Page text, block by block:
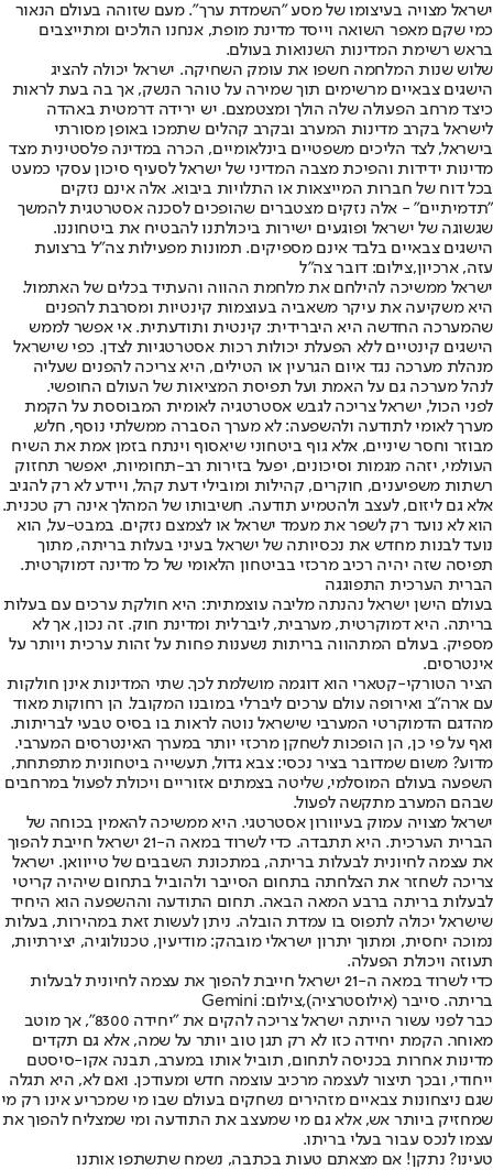
ישראל מצויה בעיצומו של מסע "השמדת ערך". מעם שזוהה בעולם הנאור
כמי שקם מאפר השואה וייסד מדינת מופת, אנחנו הולכים ומתייצבים
בראש רשימת המדינות השנואות בעולם.
שלוש שנות המלחמה חשפו את עומק השחיקה. ישראל יכולה להציג
הישגים צבאיים מרשימים תוך שמירה על טוהר הנשק, אך בה בעת לראות
כיצד מרחב הפעולה שלה הולך ומצטמצם. יש ירידה דרמטית באהדה
לישראל בקרב מדינות המערב ובקרב קהלים שתמכו באופן מסורתי
בישראל, לצד הליכים משפטיים בינלאומיים, הכרה במדינה פלסטינית מצד
מדינות ידידות והפיכת מצבה המדיני של ישראל לסעיף סיכון עסקי כמעט
בכל דוח של חברות המייצאות או התלויות ביבוא. אלה אינם נזקים
"תדמיתיים" - אלה נזקים מצטברים שהופכים לסכנה אסטרטגית להמשך
שגשוגה של ישראל ופוגעים ישירות ביכולתנו להבטיח את ביטחוננו.
הישגים צבאיים בלבד אינם מספיקים. תמונות מפעילות צה"ל ברצועת
עזה, ארכיון,צילום: דובר צה"ל
ישראל ממשיכה להילחם את מלחמת ההווה והעתיד בכלים של האתמול.
היא משקיעה את עיקר משאביה בעוצמות קינטיות ומסרבת להפנים
שהמערכה החדשה היא היברידית: קינטית ותודעתית. אי אפשר לממש
הישגים קינטיים ללא הפעלת יכולות רכות אסטרטגיות לצדן. כפי שישראל
מנהלת מערכה נגד איום הגרעין או הטילים, היא צריכה להפנים שעליה
לנהל מערכה גם על האמת ועל תפיסת המציאות של העולם החופשי.
לפני הכול, ישראל צריכה לגבש אסטרטגיה לאומית המבוססת על הקמת
מערך לאומי לתודעה ולהשפעה: לא מערך הסברה ממשלתי נוסף, חלש,
מבוזר וחסר שיניים, אלא גוף ביטחוני שיאסוף וינתח בזמן אמת את השיח
העולמי, יזהה מגמות וסיכונים, יפעל בזירות רב-תחומיות, יאפשר תחזוק
רשתות משפיענים, חוקרים, קהילות ומובילי דעת קהל, ויידע לא רק להגיב
אלא גם ליזום, לעצב ולהטמיע תודעה. חשיבותו של המהלך אינה רק טכנית.
הוא לא נועד רק לשפר את מעמד ישראל או לצמצם נזקים. במבט-על, הוא
נועד לבנות מחדש את נכסיותה של ישראל בעיני בעלות בריתה, מתוך
תפיסה שזה יהיה רכיב מרכזי בביטחון הלאומי של כל מדינה דמוקרטית.
הברית הערכית התפוגגה
בעולם הישן ישראל נהנתה מליבה עוצמתית: היא חולקת ערכים עם בעלות
בריתה. היא דמוקרטית, מערבית, ליברלית ומדינת חוק. זה נכון, אך לא
מספיק. בעולם המתהווה בריתות נשענות פחות על זהות ערכית ויותר על
אינטרסים.
הציר הטורקי-קטארי הוא דוגמה מושלמת לכך. שתי המדינות אינן חולקות
עם ארה"ב ואירופה עולם ערכים ליברלי במובנו המקובל. הן רחוקות מאוד
מהדגם הדמוקרטי המערבי שישראל נוטה לראות בו בסיס טבעי לבריתות.
ואף על פי כן, הן הופכות לשחקן מרכזי יותר במערך האינטרסים המערבי.
מדוע? משום שמדובר בציר נכסי: צבא גדול, תעשייה ביטחונית מתפתחת,
השפעה בעולם המוסלמי, שליטה בצמתים אזוריים ויכולת לפעול במרחבים
שבהם המערב מתקשה לפעול.
ישראל מצויה עמוק בעיוורון אסטרטגי. היא ממשיכה להאמין בכוחה של
הברית הערכית. היא תתבדה. כדי לשרוד במאה ה-21 ישראל חייבת להפוך
את עצמה לחיונית לבעלות בריתה, במתכונת השבבים של טייוואן. ישראל
צריכה לשחזר את הצלחתה בתחום הסייבר ולהוביל בתחום שיהיה קריטי
לבעלות בריתה ברבע המאה הבאה. תחום התודעה וההשפעה הוא היחיד
שישראל יכולה לתפוס בו עמדת הובלה. ניתן לעשות זאת במהירות, בעלות
נמוכה יחסית, ומתוך יתרון ישראלי מובהק: מודיעין, טכנולוגיה, יצירתיות,
תעוזה ויכולת הפעלה.
כדי לשרוד במאה ה-21 ישראל חייבת להפוך את עצמה לחיונית לבעלות
בריתה. סייבר (אילוסטרציה),צילום: Gemini
כבר לפני עשור הייתה ישראל צריכה להקים את "יחידה 8300", אך מוטב
מאוחר. הקמת יחידה כזו לא רק תגן טוב יותר על שמה, אלא גם תקדים
מדינות אחרות בכניסה לתחום, תוביל אותו במערב, תבנה אקו-סיסטם
ייחודי, ובכך תיצור לעצמה מרכיב עוצמה חדש ומעודכן. ואם לא, היא תגלה
שגם ניצחונות צבאיים מזהירים נשחקים בעולם שבו מי שמכריע אינו רק מי
שמחזיק ביותר אש, אלא גם מי שמעצב את התודעה ומי שמצליח להפוך את
עצמו לנכס עבור בעלי בריתו.
טעינו? נתקן! אם מצאתם טעות בכתבה, נשמח שתשתפו אותנו